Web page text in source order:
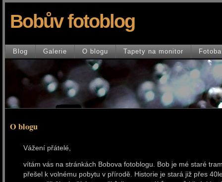
Bobův fotoblog
Blog Galerie O blogu Tapety na monitor
O blogu
Vážení přátelé,
vítám vás na stránkách Bobova fotoblogu. Bob je mé staré
přešel k volnému pobytu v přírodě. Historie je stará již přes